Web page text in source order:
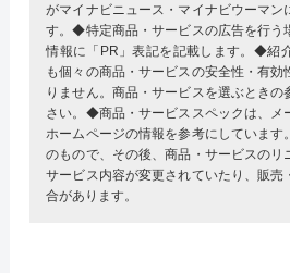
がマイナビニュース・マイナビウーマン
す。◆特定商品・サービスの広告を行う
情報に「PR」表記を記載します。◆紹
も個々の商品・サービスの安全性・有
りません。商品・サービスを選ぶとき
さい。◆商品・サービススペックは、メ
ホームページの情報を参考にしていま
のもので、その後、商品・サービスのリ
サービス内容が変更されていたり、販売
合があります。